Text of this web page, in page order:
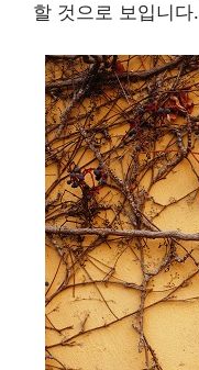
할 것으로 보입니다.